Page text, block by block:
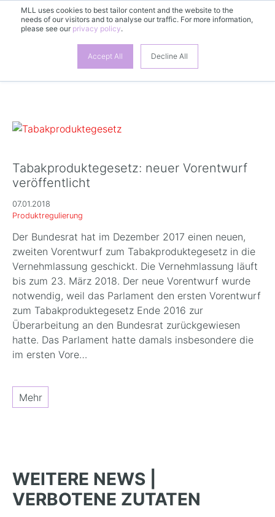
MLL uses cookies to best tailor content and the website to the
needs of our visitors and to analyse our traffic. For more information,
please see our privacy policy.
Accept All Decline All
DE
Tabakproduktegesetz: neuer Vorentwurf
veröffentlicht
07.01.2018
Produktregulierung
Der Bundesrat hat im Dezember 2017 einen neuen,
zweiten Vorentwurf zum Tabakproduktegesetz in die
Vernehmlassung geschickt. Die Vernehmlassung läuft
bis zum 23. März 2018. Der neue Vorentwurf wurde
notwendig, weil das Parlament den ersten Vorentwurf
zum Tabakproduktegesetz Ende 2016 zur
Überarbeitung an den Bundesrat zurückgewiesen
hatte. Das Parlament hatte damals insbesondere die
im ersten Vore…
Mehr
WEITERE NEWS |
VERBOTENE ZUTATEN